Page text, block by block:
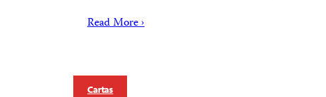
Read More ›
Cartas